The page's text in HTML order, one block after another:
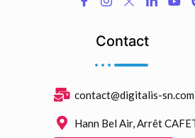
Contact
contact@digitalis-sn.com
Hann Bel Air, Arrêt